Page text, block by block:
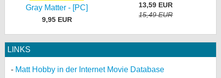
Gray Matter - [PC]
9,95 EUR
13,59 EUR
15,49 EUR
LINKS
Matt Hobby in der Internet Movie Database